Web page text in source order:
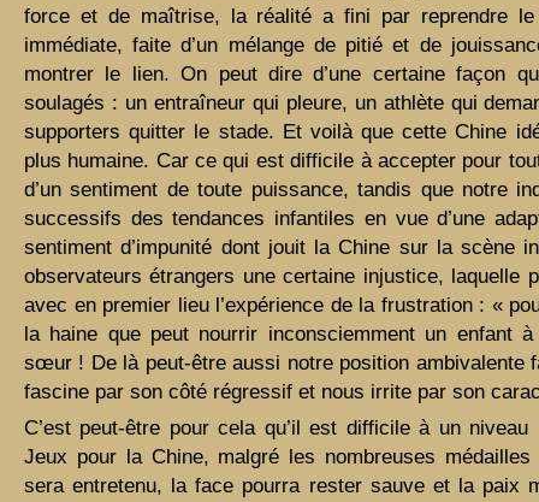
force et de maîtrise, la réalité a fini par reprendre
immédiate, faite d’un mélange de pitié et de
montrer le lien. On peut dire d’une certaine façon
soulagés : un entraîneur qui pleure, un athlète qui
supporters quitter le stade. Et voilà que cette Chine
plus humaine. Car ce qui est difficile à accepter pour
d’un sentiment de toute puissance, tandis que notre
successifs des tendances infantiles en vue d’une
sentiment d’impunité dont jouit la Chine sur la scène
observateurs étrangers une certaine injustice, laquelle
avec en premier lieu l’expérience de la frustration : «
la haine que peut nourrir inconsciemment un enfant
sœur ! De là peut-être aussi notre position ambivalente
fascine par son côté régressif et nous irrite par son
C’est peut-être pour cela qu’il est difficile à un
Jeux pour la Chine, malgré les nombreuses
sera entretenu, la face pourra rester sauve et la paix